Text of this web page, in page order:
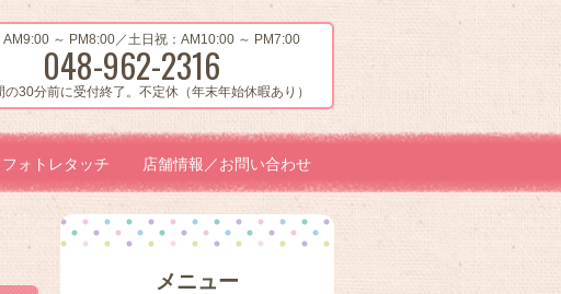
AM9:00 ～ PM8:00／土日祝：AM10:00 ～ PM7:00
048-962-2316
の30分前に受付終了。不定休（年末年始休暇あり）
フォトレタッチ 店舗情報／お問い合わせ
メニュー